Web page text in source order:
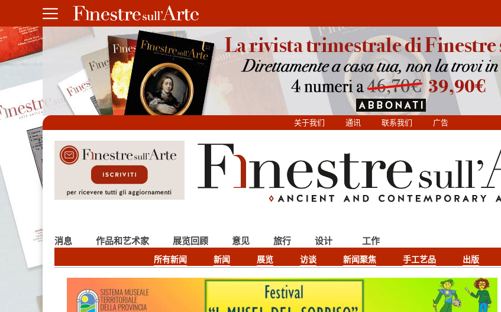
关于我们 通讯 联系我们 广告
消息
所有新闻 新闻 展览 访谈 新闻聚焦 手工艺品 出版
作品和艺术家 展览回顾 意见 旅行 设计 工作